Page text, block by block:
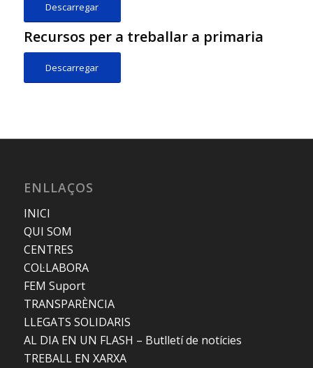
Descarregar
Recursos per a treballar a primaria
Descarregar
ENLLAÇOS
INICI
QUI SOM
CENTRES
COL·LABORA
FEM Suport
TRANSPARÈNCIA
LLEGATS SOLIDARIS
AL DIA EN UN FLASH – Butlletí de notícies
TREBALL EN XARXA